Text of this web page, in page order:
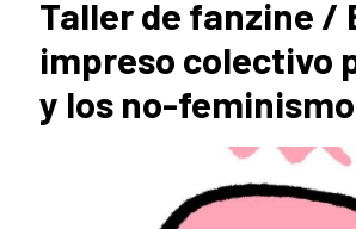
Taller de fanzine /
impreso colectivo
y los no-